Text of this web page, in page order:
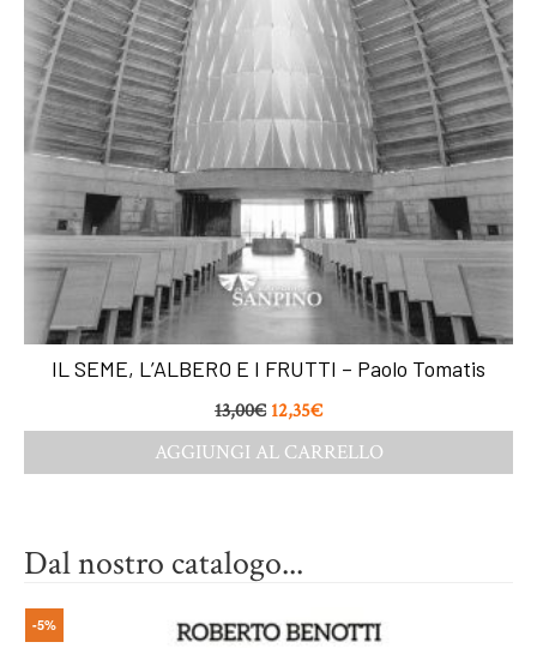
IL SEME, L’ALBERO E I FRUTTI – Paolo Tomatis
13,00€ 12,35€
AGGIUNGI AL CARRELLO
Dal nostro catalogo...
-5%